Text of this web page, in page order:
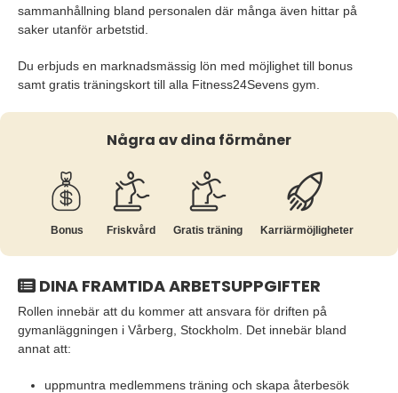
sammanhållning bland personalen där många även hittar på
saker utanför arbetstid.
Du erbjuds en marknadsmässig lön med möjlighet till bonus
samt gratis träningskort till alla Fitness24Sevens gym.
Några av dina förmåner
Bonus Friskvård Gratis träning Karriär­möjligheter
DINA FRAMTIDA ARBETSUPPGIFTER
Rollen innebär att du kommer att ansvara för driften på
gymanläggningen i Vårberg, Stockholm. Det innebär bland
annat att:
uppmuntra medlemmens träning och skapa återbesök